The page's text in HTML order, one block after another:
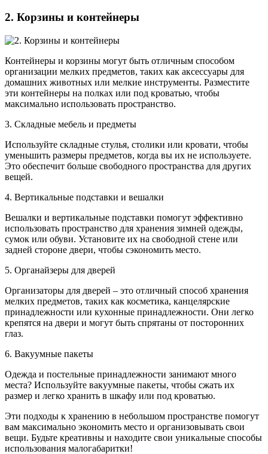
2. Корзины и контейнеры
Контейнеры и корзины могут быть отличным способом
организации мелких предметов, таких как аксессуары для
домашних животных или мелкие инструменты. Разместите
эти контейнеры на полках или под кроватью, чтобы
максимально использовать пространство.
3. Складные мебель и предметы
Используйте складные стулья, столики или кровати, чтобы
уменьшить размеры предметов, когда вы их не используете.
Это обеспечит больше свободного пространства для других
вещей.
4. Вертикальные подставки и вешалки
Вешалки и вертикальные подставки помогут эффективно
использовать пространство для хранения зимней одежды,
сумок или обуви. Установите их на свободной стене или
задней стороне двери, чтобы сэкономить место.
5. Органайзеры для дверей
Организаторы для дверей – это отличный способ хранения
мелких предметов, таких как косметика, канцелярские
принадлежности или кухонные принадлежности. Они легко
крепятся на двери и могут быть спрятаны от посторонних
глаз.
6. Вакуумные пакеты
Одежда и постельные принадлежности занимают много
места? Используйте вакуумные пакеты, чтобы сжать их
размер и легко хранить в шкафу или под кроватью.
Эти подходы к хранению в небольшом пространстве помогут
вам максимально экономить место и организовывать свои
вещи. Будьте креативны и находите свои уникальные способы
использования малогабаритки!